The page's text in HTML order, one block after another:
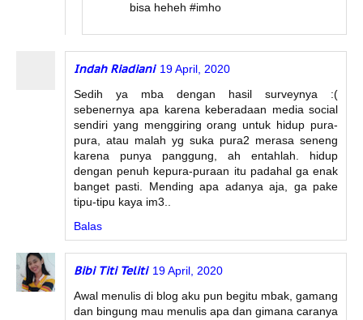
bisa heheh #imho
Indah Riadiani 19 April, 2020
Sedih ya mba dengan hasil surveynya :(
sebenernya apa karena keberadaan media social
sendiri yang menggiring orang untuk hidup pura-
pura, atau malah yg suka pura2 merasa seneng
karena punya panggung, ah entahlah. hidup
dengan penuh kepura-puraan itu padahal ga enak
banget pasti. Mending apa adanya aja, ga pake
tipu-tipu kaya im3..
Balas
Bibi Titi Teliti 19 April, 2020
Awal menulis di blog aku pun begitu mbak, gamang
dan bingung mau menulis apa dan gimana caranya